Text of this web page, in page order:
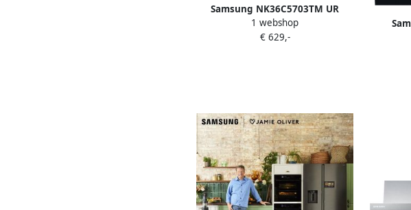
Samsung NK36C5703TM UR
afzuigkap Muurmontage Grafiet
580 m³ uur A
1 webshop
€ 629,-